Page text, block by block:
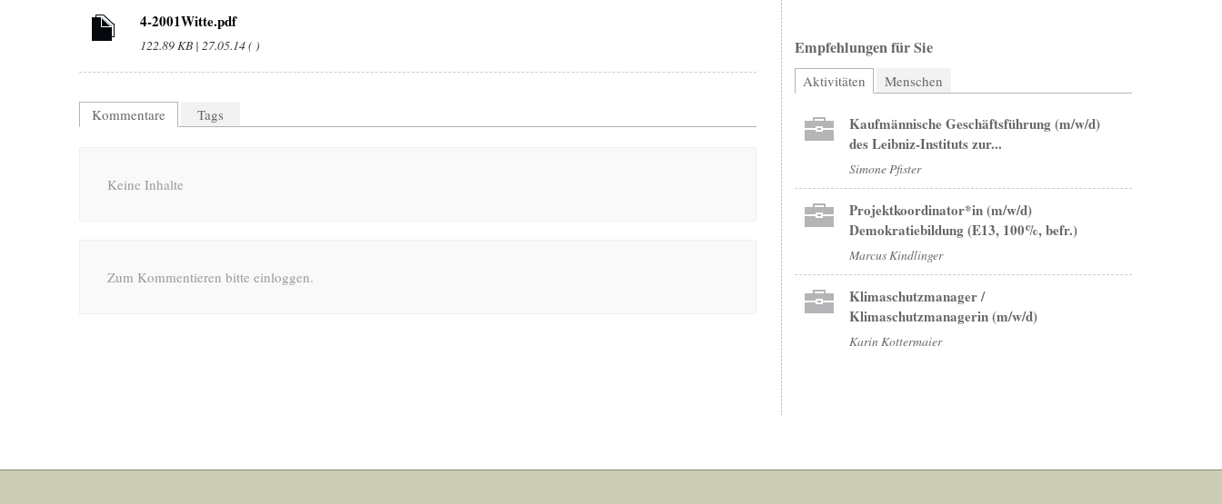
4-2001Witte.pdf
122.89 KB | 27.05.14 ( )
Kommentare Tags
Keine Inhalte
Zum Kommentieren bitte einloggen.
Empfehlungen für Sie
Aktivitäten (aktiver Reiter)
Menschen
Kaufmännische Geschäftsführung (m/w/d)
des Leibniz-Instituts zur...
Simone Pfister
Projektkoordinator*in (m/w/d)
Demokratiebildung (E13, 100%, befr.)
Marcus Kindlinger
Klimaschutzmanager /
Klimaschutzmanagerin (m/w/d)
Karin Kottermaier